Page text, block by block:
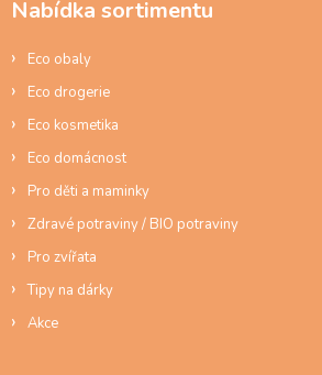
Nabídka sortimentu
Eco obaly
Eco drogerie
Eco kosmetika
Eco domácnost
Pro děti a maminky
Zdravé potraviny / BIO potraviny
Pro zvířata
Tipy na dárky
Akce